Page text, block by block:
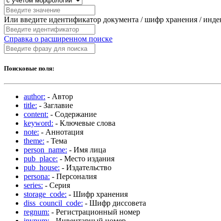
Или введите идентификатор документа / шифр хранения /
Справка о расширенном поиске
Поисковые поля:
author: - Автор
title: - Заглавие
content: - Содержание
keyword: - Ключевые слова
note: - Аннотация
theme: - Тема
person_name: - Имя лица
pub_place: - Место издания
pub_house: - Издательство
persona: - Персоналия
series: - Серия
storage_code: - Шифр хранения
diss_council_code: - Шифр диссовета
regnum: - Регистрационный номер